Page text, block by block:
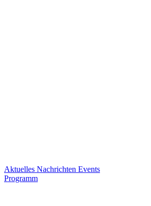
Aktuelles Nachrichten Events
Programm